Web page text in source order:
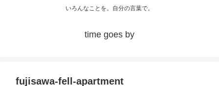
いろんなことを。自分の言葉で。
time goes by
fujisawa-fell-apartment